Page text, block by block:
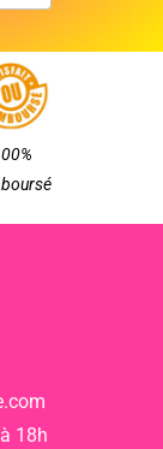
18h